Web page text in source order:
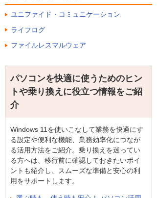
ユニファイド・コミュニケーション
ライフログ
ファイルレスマルウェア
パソコンを快適に使うためのヒン
トや乗り換えに役立つ情報をご紹
介
Windows 11を使いこなして業務を快適にす
る設定や便利な機能、業務効率化につなが
る活用方法をご紹介。乗り換えを迷ってい
る方へは、移行前に確認しておきたいポイ
ントも紹介し、スムーズな準備と安心の利
用をサポートします。